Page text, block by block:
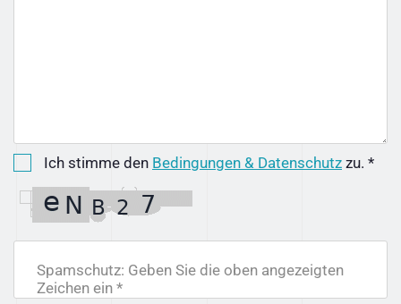
Ich stimme den Bedingungen & Datenschutz zu. *
Spamschutz: Geben Sie die oben angezeigten
Zeichen ein *